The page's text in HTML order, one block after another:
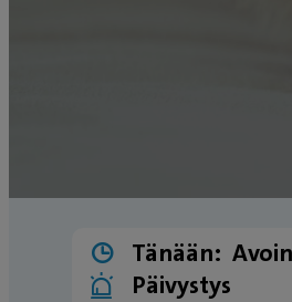
Tänään:
Päivystys